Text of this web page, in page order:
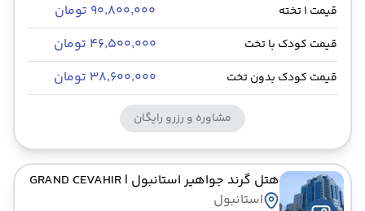
قیمت 1 تخته ۹۰٬۸۰۰٬۰۰۰ تومان
قیمت کودک با تخت ۴۶٬۵۰۰٬۰۰۰ تومان
قیمت کودک بدون تخت ۳۸٬۶۰۰٬۰۰۰ تومان
مشاوره و رزرو رایگان
هتل گرند جواهیر استانبول | GRAND CEVAHIR
استانبول